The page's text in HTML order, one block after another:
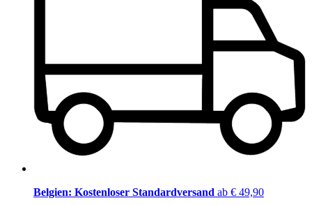
Belgien: Kostenloser Standardversand ab € 49,90